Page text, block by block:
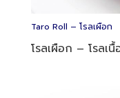
Taro Roll – โรลเผือก
โรลเผือก – โรลเ